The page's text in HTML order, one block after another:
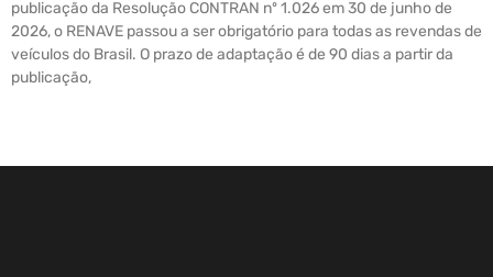
publicação da Resolução CONTRAN nº 1.026 em 30 de junho de
2026, o RENAVE passou a ser obrigatório para todas as revendas de
veículos do Brasil. O prazo de adaptação é de 90 dias a partir da
publicação,